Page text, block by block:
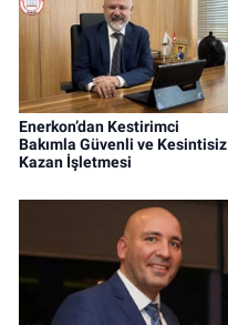
Enerkon’dan Kestirimci
Bakımla Güvenli ve Kesintisiz
Kazan İşletmesi